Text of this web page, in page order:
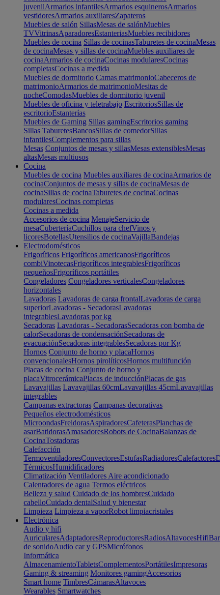
juvenilArmarios infantilesArmarios esquinerosArmarios
vestidoresArmarios auxiliaresZapateros
Muebles de salón SillasMesas de salónMuebles
TVVitrinasAparadoresEstanteriasMuebles recibidores
Muebles de cocina Sillas de cocinasTaburetes de cocinaMesas
de cocinaMesas y sillas de cocinaMuebles auxiliares de
cocinaArmarios de cocinaCocinas modularesCocinas
completasCocinas a medida
Muebles de dormitorio Camas matrimonioCabeceros de
matrimonioArmarios de matrimonioMesitas de
nocheComodasMuebles de dormitorio juvenil
Muebles de oficina y teletrabajo EscritoriosSillas de
escritorioEstanterías
Muebles de Gaming Sillas gamingEscritorios gaming
Sillas TaburetesBancosSillas de comedorSillas
infantilesComplementos para sillas
Mesas Conjuntos de mesas y sillasMesas extensiblesMesas
altasMesas multiusos
Cocina
Muebles de cocina Muebles auxiliares de cocinaArmarios de
cocinaConjuntos de mesas y sillas de cocinaMesas de
cocinaSillas de cocinaTaburetes de cocinaCocinas
modularesCocinas completas
Cocinas a medida
Accesorios de cocina MenajeServicio de
mesaCuberteríaCuchillos para chefVinos y
licoresBotellasUtensilios de cocinaVajillaBandejas
Electrodomésticos
Frigoríficos Frigoríficos americanosFrigoríficos
combiVinotecasFrigoríficos integrablesFrigoríficos
pequeñosFrigoríficos portátiles
Congeladores Congeladores verticalesCongeladores
horizontales
Lavadoras Lavadoras de carga frontalLavadoras de carga
superiorLavadoras - SecadorasLavadoras
integrablesLavadoras por kg
Secadoras Lavadoras - SecadorasSecadoras con bomba de
calorSecadoras de condensaciónSecadoras de
evacuaciónSecadoras integrablesSecadoras por Kg
Hornos Conjunto de horno y placaHornos
convencionalesHornos pirolíticosHornos multifunción
Placas de cocina Conjunto de horno y
placaVitrocerámicaPlacas de inducciónPlacas de gas
Lavavajillas Lavavajillas 60cmLavavajillas 45cmLavavajillas
integrables
Campanas extractoras Campanas decorativas
Pequeños electrodomésticos
MicroondasFreidorasAspiradoresCafeterasPlanchas de
asarBatidorasAmasadoresRobots de CocinaBalanzas de
CocinaTostadoras
Calefacción
TermoventiladoresConvectoresEstufasRadiadoresCalefactores
TérmicosHumidificadores
Climatización Ventiladores Aire acondicionado
Calentadores de agua Termos eléctricos
Belleza y salud Cuidado de los hombresCuidado
cabelloCuidado dentalSalud y bienestar
Limpieza Limpieza a vaporRobot limpiacristales
Electrónica
Audio y hifi
AuricularesAdaptadoresReproductoresRadiosAltavocesHifi
de sonidoAudio car y GPSMicrófonos
Informática
AlmacenamientoTabletsComplementosPortátilesImpresoras
Gaming & streaming Monitores gamingAccesorios
Smart home TimbresCámarasAltavoces
Wearables Smartwatches